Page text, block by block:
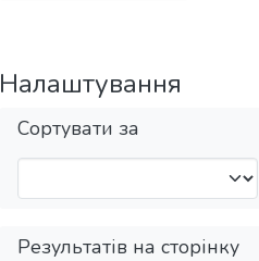
Налаштування
Сортувати за
Результатів на сторінку